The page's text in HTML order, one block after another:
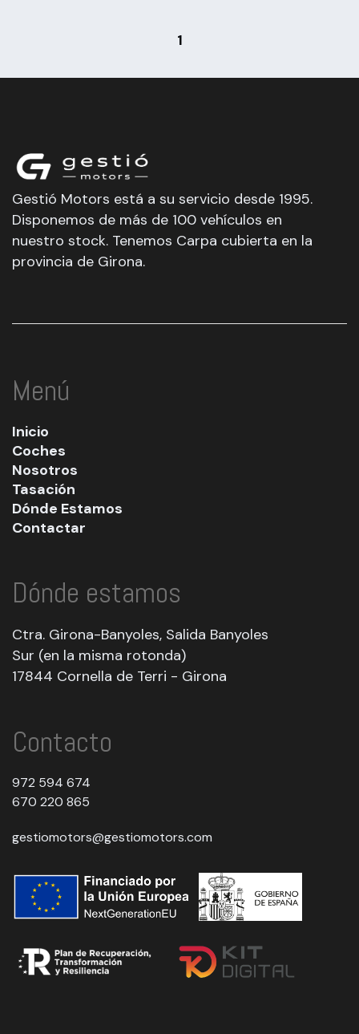
1
Gestió Motors está a su servicio desde 1995.
Disponemos de más de 100 vehículos en
nuestro stock. Tenemos Carpa cubierta en la
provincia de Girona.
Menú
Inicio
Coches
Nosotros
Tasación
Dónde Estamos
Contactar
Dónde estamos
Ctra. Girona-Banyoles, Salida Banyoles
Sur (en la misma rotonda)
17844 Cornella de Terri - Girona
Contacto
972 594 674
670 220 865
gestiomotors@gestiomotors.com